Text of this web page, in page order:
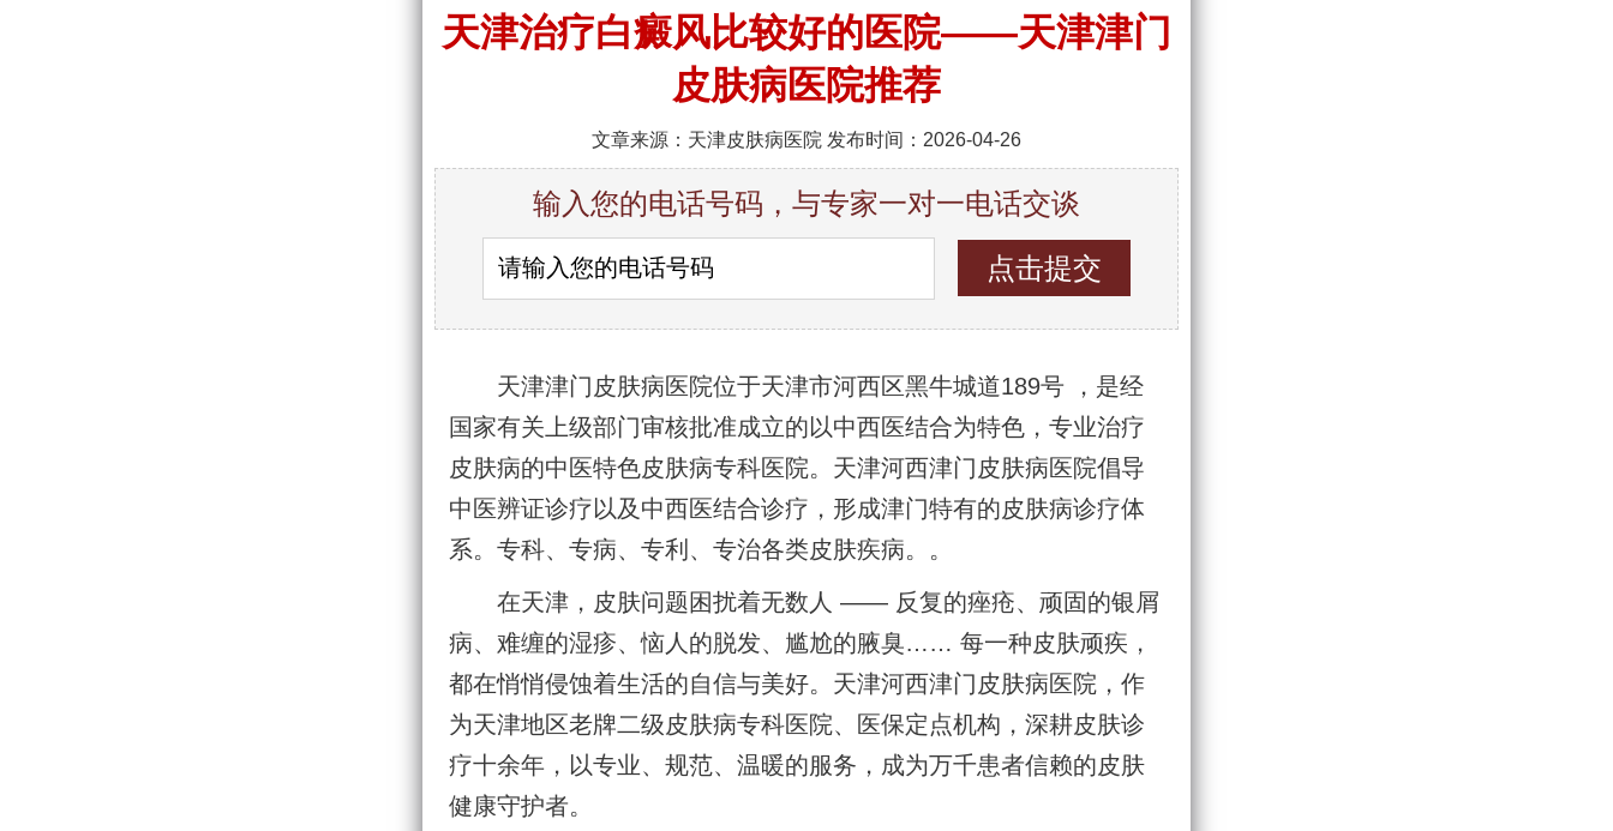
天津治疗白癜风比较好的医院——天津津门
皮肤病医院推荐
文章来源：天津皮肤病医院 发布时间：2026-04-26
输入您的电话号码，与专家一对一电话交谈
天津津门皮肤病医院位于天津市河西区黑牛城道189号 ，是经
国家有关上级部门审核批准成立的以中西医结合为特色，专业治疗
皮肤病的中医特色皮肤病专科医院。天津河西津门皮肤病医院倡导
中医辨证诊疗以及中西医结合诊疗，形成津门特有的皮肤病诊疗体
系。专科、专病、专利、专治各类皮肤疾病。。
在天津，皮肤问题困扰着无数人 —— 反复的痤疮、顽固的银屑
病、难缠的湿疹、恼人的脱发、尴尬的腋臭…… 每一种皮肤顽疾，
都在悄悄侵蚀着生活的自信与美好。天津河西津门皮肤病医院，作
为天津地区老牌二级皮肤病专科医院、医保定点机构，深耕皮肤诊
疗十余年，以专业、规范、温暖的服务，成为万千患者信赖的皮肤
健康守护者。